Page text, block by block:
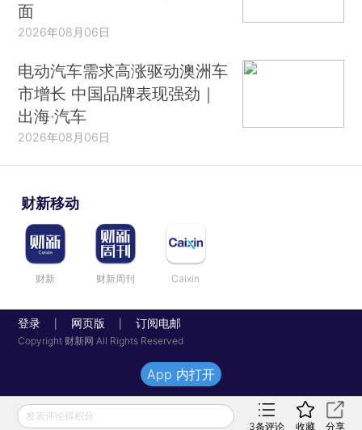
面
2026年08月06日
电动汽车需求高涨驱动澳洲车
市增长 中国品牌表现强劲｜
出海·汽车
2026年08月06日
财新移动
财新 财新周刊 Caixin
登录 网页版 订阅电邮
Copyright 财新网 All Rights Reserved
发表评论得积分
3条评论 收藏 分享
App 内打开